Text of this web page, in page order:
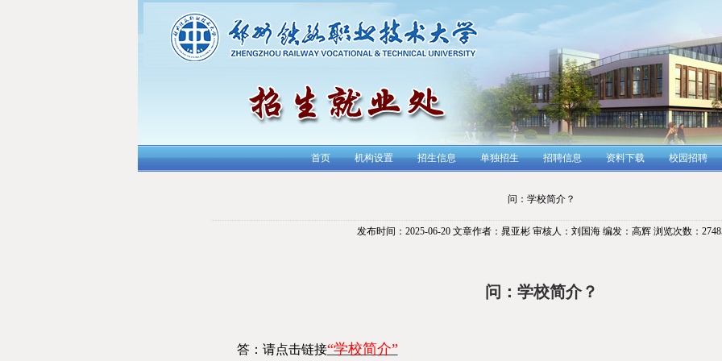
首页 机构设置 招生信息 单独招生 招聘信息 资料下载 校园招聘
问：学校简介？
发布时间：2025-06-20 文章作者：晁亚彬 审核人：刘国海 编发：高辉 浏览次数：
问：学校简介？
答：请点击链接“学校简介”